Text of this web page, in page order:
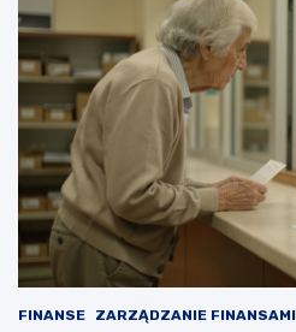
FINANSE ZARZĄDZANIE FINANSAMI